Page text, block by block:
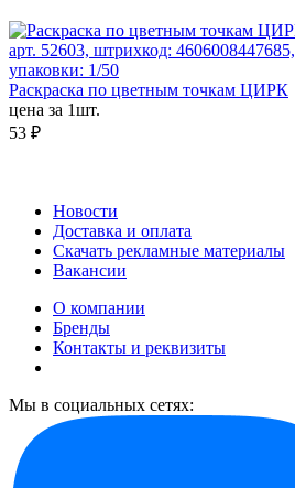
арт. 52603, штрихкод: 4606008447685,
упаковки: 1/50
Раскраска по цветным точкам ЦИРК
цена за 1шт.
53 ₽
Новости
Доставка и оплата
Скачать рекламные материалы
Вакансии
О компании
Бренды
Контакты и реквизиты
Мы в социальных сетях: